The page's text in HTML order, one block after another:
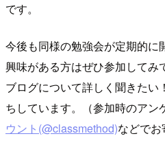
です。
今後も同様の勉強会が定期的に
興味がある方はぜひ参加してみ
ブログについて詳しく聞きた
ちしています。（参加時のアン
ウント(@classmethod)などでお